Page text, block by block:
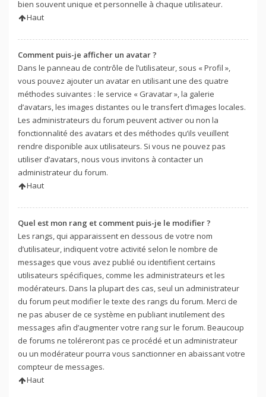
bien souvent unique et personnelle à chaque utilisateur.
Haut
Comment puis-je afficher un avatar ?
Dans le panneau de contrôle de l’utilisateur, sous « Profil »,
vous pouvez ajouter un avatar en utilisant une des quatre
méthodes suivantes : le service « Gravatar », la galerie
d’avatars, les images distantes ou le transfert d’images locales.
Les administrateurs du forum peuvent activer ou non la
fonctionnalité des avatars et des méthodes qu’ils veuillent
rendre disponible aux utilisateurs. Si vous ne pouvez pas
utiliser d’avatars, nous vous invitons à contacter un
administrateur du forum.
Haut
Quel est mon rang et comment puis-je le modifier ?
Les rangs, qui apparaissent en dessous de votre nom
d’utilisateur, indiquent votre activité selon le nombre de
messages que vous avez publié ou identifient certains
utilisateurs spécifiques, comme les administrateurs et les
modérateurs. Dans la plupart des cas, seul un administrateur
du forum peut modifier le texte des rangs du forum. Merci de
ne pas abuser de ce système en publiant inutilement des
messages afin d’augmenter votre rang sur le forum. Beaucoup
de forums ne toléreront pas ce procédé et un administrateur
ou un modérateur pourra vous sanctionner en abaissant votre
compteur de messages.
Haut